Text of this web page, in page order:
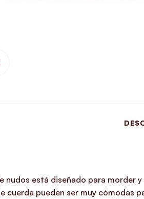
nudos está diseñado para morder
cuerda pueden ser muy cómodas